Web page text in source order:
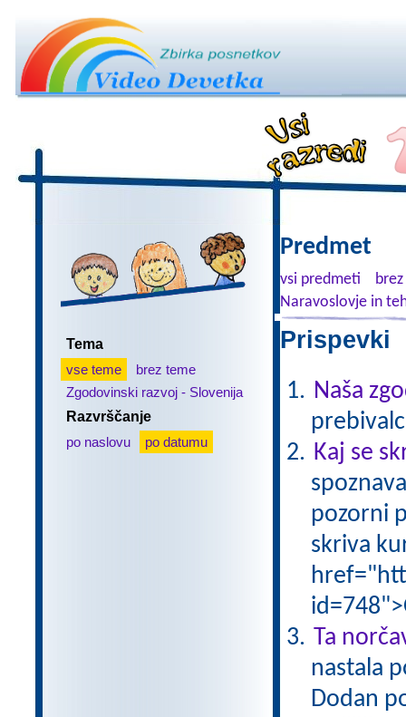
Tema
vse teme
brez teme
Zgodovinski razvoj - Slovenija
Razvrščanje
po naslovu
po datumu
Predmet
vsi predmeti
Naravoslovje in
Prispevki
Naša
Kaj se
pozorni
skriva
Ta
nastala
Dodan